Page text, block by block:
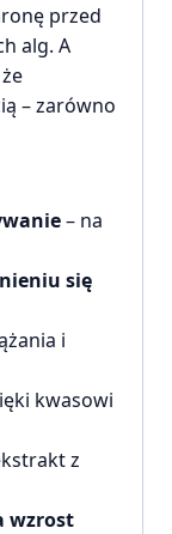
przed
alg. A
– zarówno
– na
się
i
kwasowi
z
wzrost